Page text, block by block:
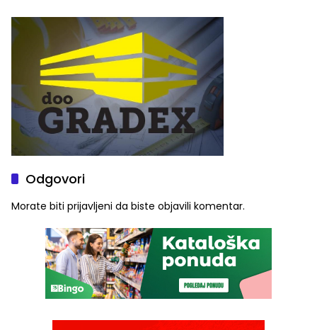
Odgovori
Morate biti prijavljeni da biste objavili komentar.